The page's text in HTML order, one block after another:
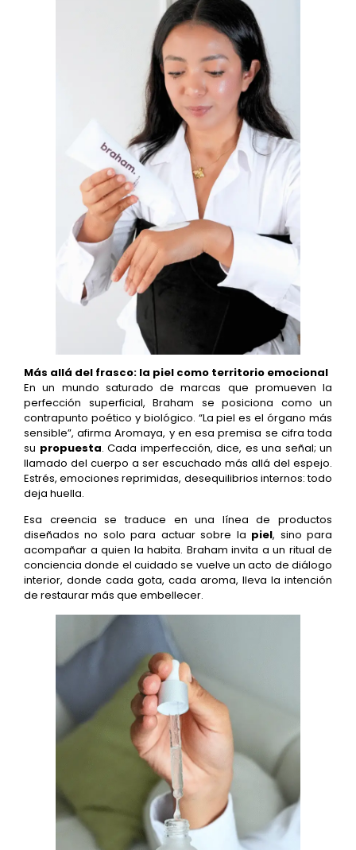
Más allá del frasco: la piel como territorio emocional
En un mundo saturado de marcas que promueven la
perfección superficial, Braham se posiciona como un
contrapunto poético y biológico. “La piel es el órgano más
sensible”, afirma Aromaya, y en esa premisa se cifra toda
su propuesta. Cada imperfección, dice, es una señal; un
llamado del cuerpo a ser escuchado más allá del espejo.
Estrés, emociones reprimidas, desequilibrios internos: todo
deja huella.
Esa creencia se traduce en una línea de productos
diseñados no solo para actuar sobre la piel, sino para
acompañar a quien la habita. Braham invita a un ritual de
conciencia donde el cuidado se vuelve un acto de diálogo
interior, donde cada gota, cada aroma, lleva la intención
de restaurar más que embellecer.